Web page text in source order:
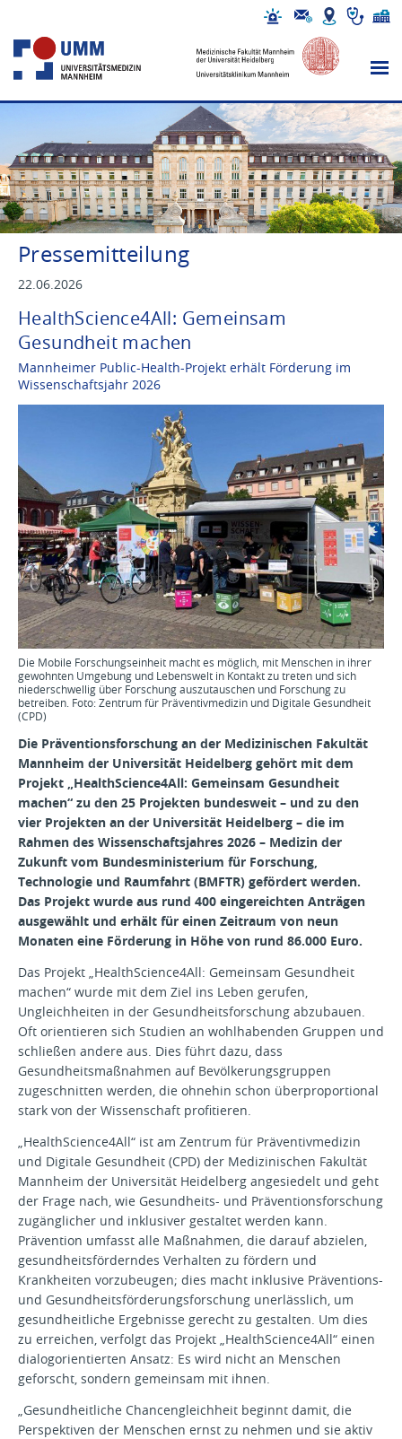
Pressemitteilung
22.06.2026
HealthScience4All: Gemeinsam
Gesundheit machen
Mannheimer Public-Health-Projekt erhält Förderung im
Wissenschaftsjahr 2026
Die Mobile Forschungseinheit macht es möglich, mit Menschen in ihrer
gewohnten Umgebung und Lebenswelt in Kontakt zu treten und sich
niederschwellig über Forschung auszutauschen und Forschung zu
betreiben. Foto: Zentrum für Präventivmedizin und Digitale Gesundheit
(CPD)
Die Präventionsforschung an der Medizinischen Fakultät
Mannheim der Universität Heidelberg gehört mit dem
Projekt „HealthScience4All: Gemeinsam Gesundheit
machen“ zu den 25 Projekten bundesweit – und zu den
vier Projekten an der Universität Heidelberg – die im
Rahmen des Wissenschaftsjahres 2026 – Medizin der
Zukunft vom Bundesministerium für Forschung,
Technologie und Raumfahrt (BMFTR) gefördert werden.
Das Projekt wurde aus rund 400 eingereichten Anträgen
ausgewählt und erhält für einen Zeitraum von neun
Monaten eine Förderung in Höhe von rund 86.000 Euro.
Das Projekt „HealthScience4All: Gemeinsam Gesundheit
machen“ wurde mit dem Ziel ins Leben gerufen,
Ungleichheiten in der Gesundheitsforschung abzubauen.
Oft orientieren sich Studien an wohlhabenden Gruppen und
schließen andere aus. Dies führt dazu, dass
Gesundheitsmaßnahmen auf Bevölkerungsgruppen
zugeschnitten werden, die ohnehin schon überproportional
stark von der Wissenschaft profitieren.
„HealthScience4All“ ist am Zentrum für Präventivmedizin
und Digitale Gesundheit (CPD) der Medizinischen Fakultät
Mannheim der Universität Heidelberg angesiedelt und geht
der Frage nach, wie Gesundheits- und Präventionsforschung
zugänglicher und inklusiver gestaltet werden kann.
Prävention umfasst alle Maßnahmen, die darauf abzielen,
gesundheitsförderndes Verhalten zu fördern und
Krankheiten vorzubeugen; dies macht inklusive Präventions-
und Gesundheitsförderungsforschung unerlässlich, um
gesundheitliche Ergebnisse gerecht zu gestalten. Um dies
zu erreichen, verfolgt das Projekt „HealthScience4All“ einen
dialogorientierten Ansatz: Es wird nicht an Menschen
geforscht, sondern gemeinsam mit ihnen.
„Gesundheitliche Chancengleichheit beginnt damit, die
Perspektiven der Menschen ernst zu nehmen und sie aktiv